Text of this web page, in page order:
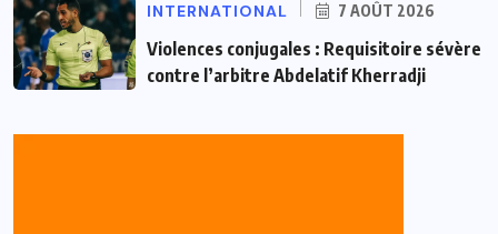
INTERNATIONAL 7 AOÛT 2026
Violences conjugales : Requisitoire sévère
contre l’arbitre Abdelatif Kherradji